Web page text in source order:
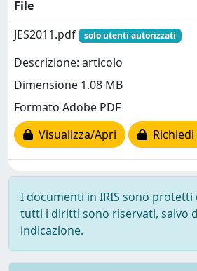
File
JES2011.pdf
solo utenti autorizzati
Descrizione: articolo
Dimensione 1.08 MB
Formato Adobe PDF
Visualizza/Apri
I documenti in IRIS sono protetti
tutti i diritti sono riservati, salvo
indicazione.